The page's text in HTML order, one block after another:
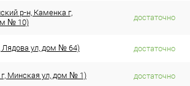
р-н, Каменка г,
№ 10)
достаточно
Лядова ул, дом № 64) достаточно
Минская ул, дом № 1) достаточно